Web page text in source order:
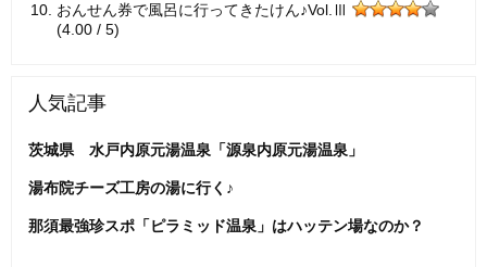
おんせん券で風呂に行ってきたけん♪Vol.Ⅲ
(4.00 / 5)
人気記事
茨城県 水戸内原元湯温泉「源泉内原元湯温泉」
湯布院チーズ工房の湯に行く♪
那須最強珍スポ「ピラミッド温泉」はハッテン場なのか？